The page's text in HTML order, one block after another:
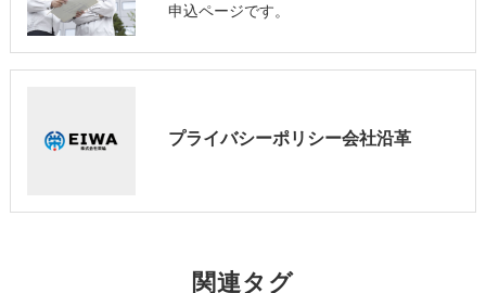
申込ページです。
プライバシーポリシー会社沿革
関連タグ